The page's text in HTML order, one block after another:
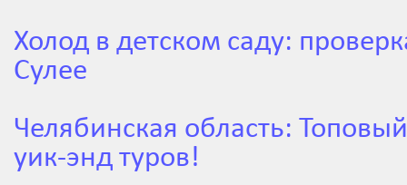
Холод в детском саду:
Сулее
Челябинская область:
уик-энд туров!